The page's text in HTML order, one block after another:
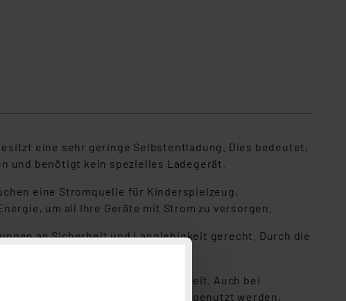
eine sehr geringe Selbstentladung. Dies bedeutet,
und benötigt kein spezielles Ladegerät.
eine Stromquelle für Kinderspielzeug,
um all Ihre Geräte mit Strom zu versorgen.
an Sicherheit und Langlebigkeit gerecht. Durch die
voll aufgeladen und einsatzbereit. Auch bei
einsetzbar ist wo Einwegbatterien genutzt werden,